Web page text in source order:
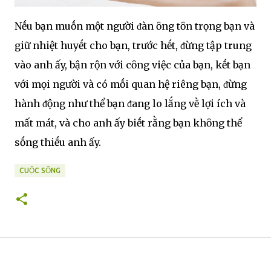
Nḗu bạn muṓn một người ᵭàn ȏng tȏn trọng bạn và
giữ nhiệt huyḗt cho bạn, trước hḗt, ᵭừng tập trung
vào anh ấy, bận rộn với cȏng việc của bạn, kḗt bạn
với mọi người và có mṓi quan hệ riêng bạn, ᵭừng
hành ᵭộng như thể bạn ᵭang lo lắng vḕ lợi ích và
mất mát, và cho anh ấy biḗt rằng bạn khȏng thể
sṓng thiḗu anh ấy.
CUỘC SỐNG